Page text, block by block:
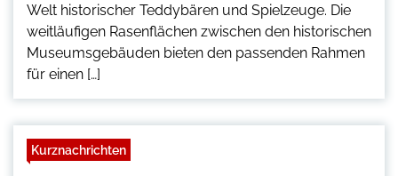
Welt historischer Teddybären und Spielzeuge. Die
weitläufigen Rasenflächen zwischen den historischen
Museumsgebäuden bieten den passenden Rahmen
für einen […]
Kurznachrichten